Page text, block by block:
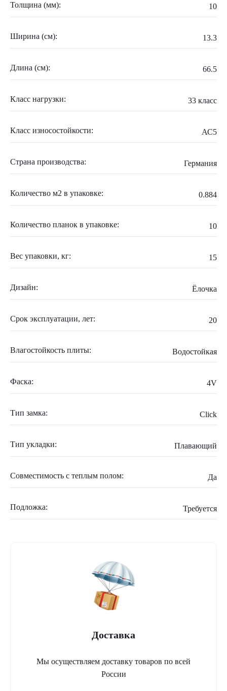
Толщина (мм): 10
Ширина (см): 13.3
Длина (см): 66.5
Класс нагрузки: 33 класс
Класс износостойкости: АС5
Страна производства: Германия
Количество м2 в упаковке: 0.884
Количество планок в упаковке: 10
Вес упаковки, кг: 15
Дизайн: Ёлочка
Срок эксплуатации, лет: 20
Влагостойкость плиты: Водостойкая
Фаска: 4V
Тип замка: Click
Тип укладки: Плавающий
Совместимость с теплым полом: Да
Подложка: Требуется
Доставка
Мы осуществляем доставку товаров по всей
России